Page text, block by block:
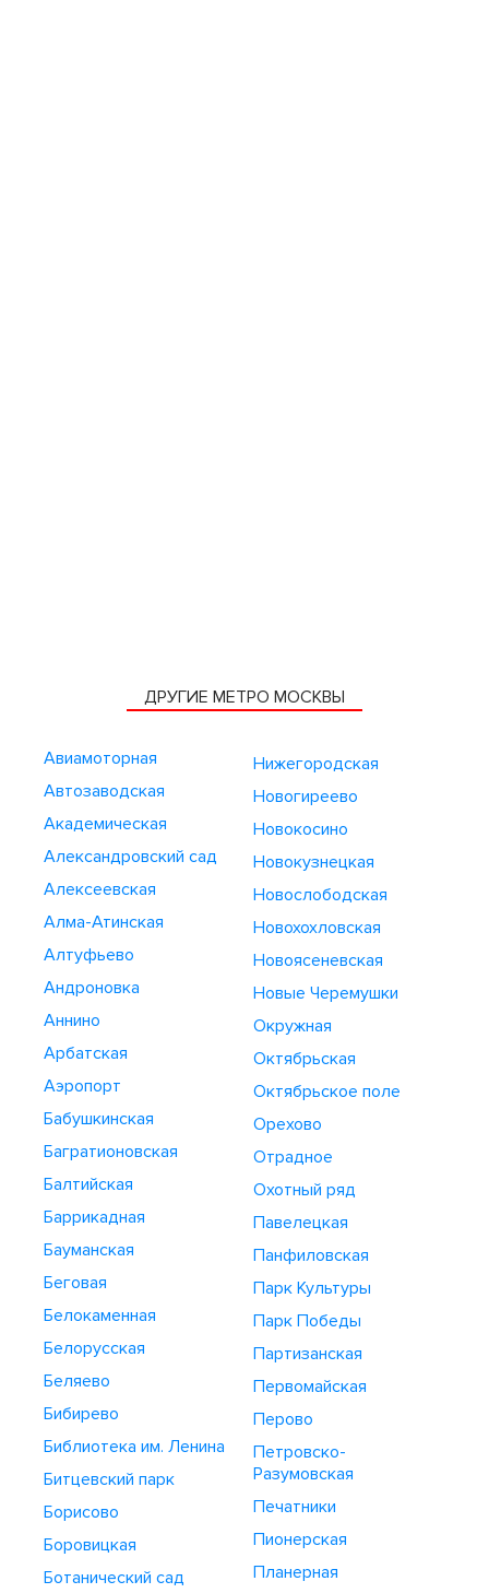
ДРУГИЕ МЕТРО МОСКВЫ
Авиамоторная
Автозаводская
Академическая
Александровский сад
Алексеевская
Алма-Атинская
Алтуфьево
Андроновка
Аннино
Арбатская
Аэропорт
Бабушкинская
Багратионовская
Балтийская
Баррикадная
Бауманская
Беговая
Белокаменная
Белорусская
Беляево
Бибирево
Библиотека им. Ленина
Битцевский парк
Борисово
Боровицкая
Ботанический сад
Нижегородская
Новогиреево
Новокосино
Новокузнецкая
Новослободская
Новохохловская
Новоясеневская
Новые Черемушки
Окружная
Октябрьская
Октябрьское поле
Орехово
Отрадное
Охотный ряд
Павелецкая
Панфиловская
Парк Культуры
Парк Победы
Партизанская
Первомайская
Перово
Петровско-
Разумовская
Печатники
Пионерская
Планерная